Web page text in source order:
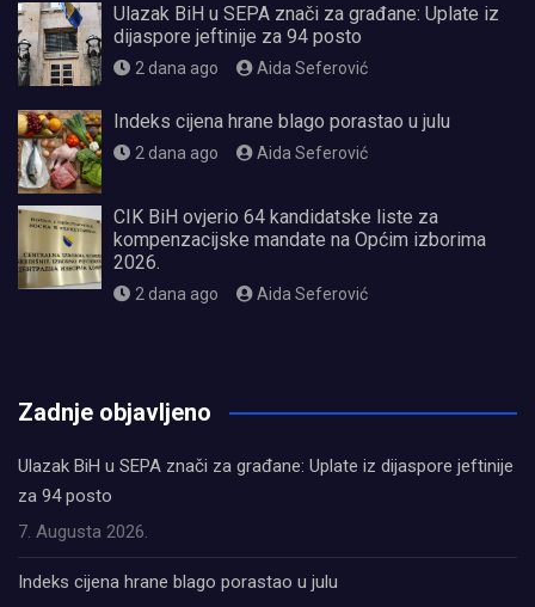
Ulazak BiH u SEPA znači za građane: Uplate iz
dijaspore jeftinije za 94 posto
2 dana ago Aida Seferović
Indeks cijena hrane blago porastao u julu
2 dana ago Aida Seferović
CIK BiH ovjerio 64 kandidatske liste za
kompenzacijske mandate na Općim izborima
2026.
2 dana ago Aida Seferović
Zadnje objavljeno
Ulazak BiH u SEPA znači za građane: Uplate iz dijaspore jeftinije
za 94 posto
7. Augusta 2026.
Indeks cijena hrane blago porastao u julu